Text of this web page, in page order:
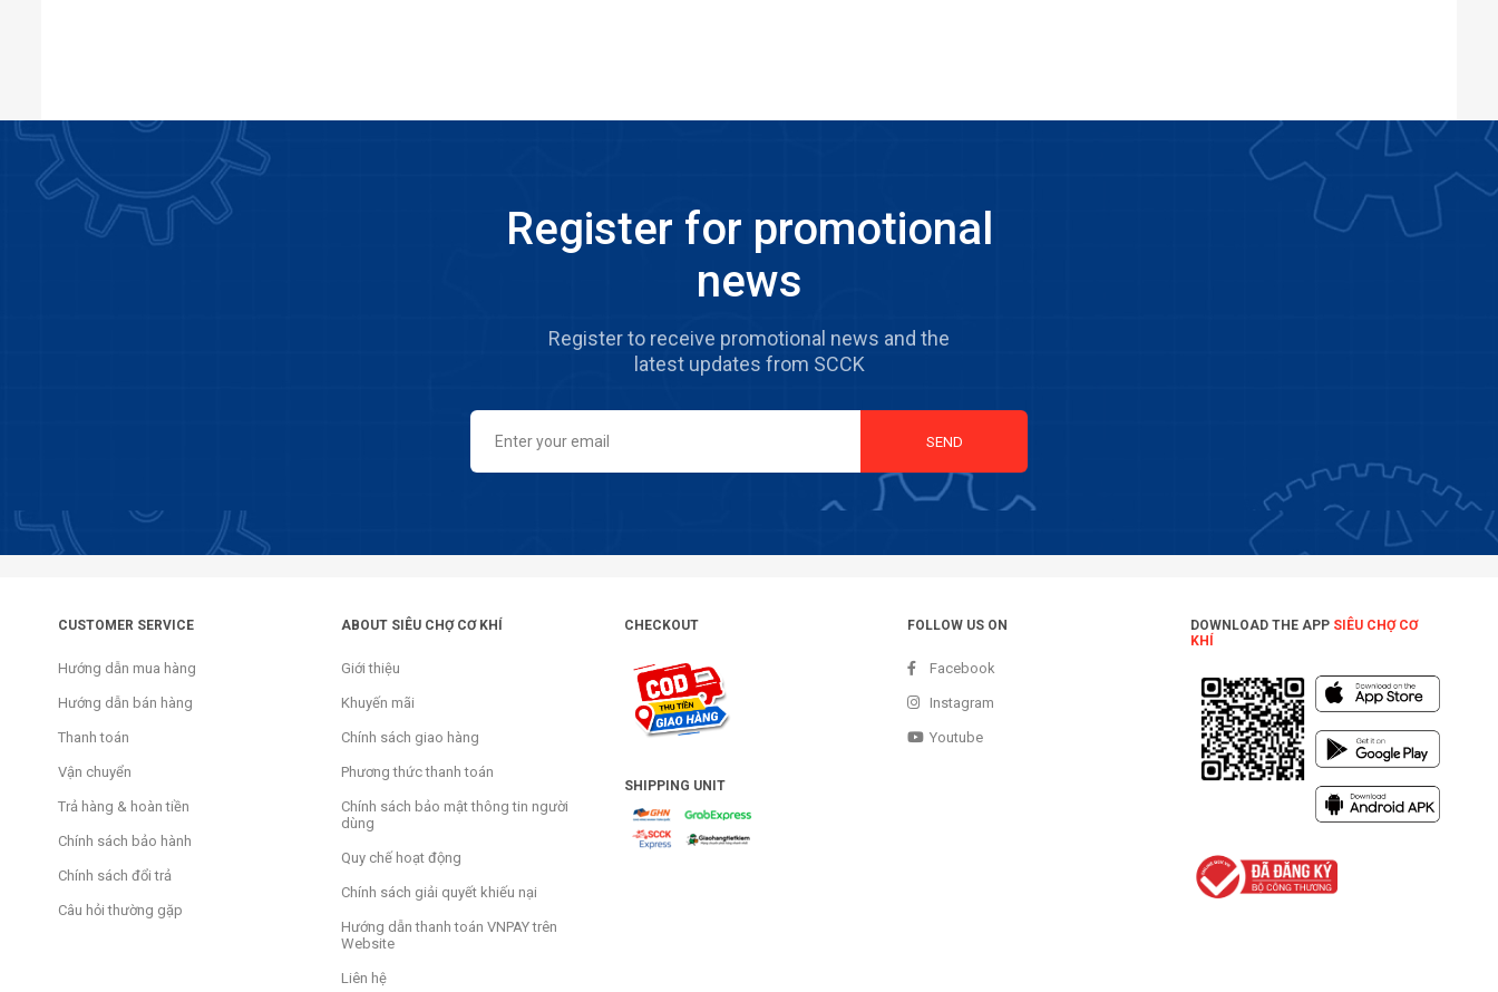
Register for promotional
news
Register to receive promotional news and the
latest updates from SCCK
SEND
CUSTOMER SERVICE
Hướng dẫn mua hàng
Hướng dẫn bán hàng
Thanh toán
Vận chuyển
Trả hàng & hoàn tiền
Chính sách bảo hành
Chính sách đổi trả
Câu hỏi thường gặp
ABOUT SIÊU CHỢ CƠ KHÍ
Giới thiệu
Khuyến mãi
Chính sách giao hàng
Phương thức thanh toán
Chính sách bảo mật thông tin người
dùng
Quy chế hoạt động
Chính sách giải quyết khiếu nại
Hướng dẫn thanh toán VNPAY trên
Website
Liên hệ
CHECKOUT
SHIPPING UNIT
FOLLOW US ON
Facebook
Instagram
Youtube
DOWNLOAD THE APP SIÊU CHỢ CƠ
KHÍ